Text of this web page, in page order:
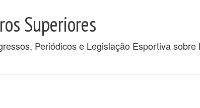
Superiores
Periódicos e Legislação Esportiva